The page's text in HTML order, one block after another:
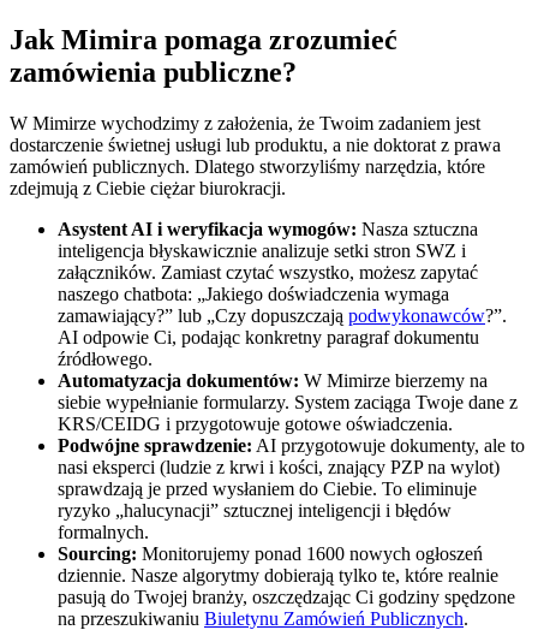
Jak Mimira pomaga zrozumieć
zamówienia publiczne?
W Mimirze wychodzimy z założenia, że Twoim zadaniem jest
dostarczenie świetnej usługi lub produktu, a nie doktorat z prawa
zamówień publicznych. Dlatego stworzyliśmy narzędzia, które
zdejmują z Ciebie ciężar biurokracji.
Asystent AI i weryfikacja wymogów: Nasza sztuczna
inteligencja błyskawicznie analizuje setki stron SWZ i
załączników. Zamiast czytać wszystko, możesz zapytać
naszego chatbota: „Jakiego doświadczenia wymaga
zamawiający?” lub „Czy dopuszczają podwykonawców?”.
AI odpowie Ci, podając konkretny paragraf dokumentu
źródłowego.
Automatyzacja dokumentów: W Mimirze bierzemy na
siebie wypełnianie formularzy. System zaciąga Twoje dane z
KRS/CEIDG i przygotowuje gotowe oświadczenia.
Podwójne sprawdzenie: AI przygotowuje dokumenty, ale to
nasi eksperci (ludzie z krwi i kości, znający PZP na wylot)
sprawdzają je przed wysłaniem do Ciebie. To eliminuje
ryzyko „halucynacji” sztucznej inteligencji i błędów
formalnych.
Sourcing: Monitorujemy ponad 1600 nowych ogłoszeń
dziennie. Nasze algorytmy dobierają tylko te, które realnie
pasują do Twojej branży, oszczędzając Ci godziny spędzone
na przeszukiwaniu Biuletynu Zamówień Publicznych.